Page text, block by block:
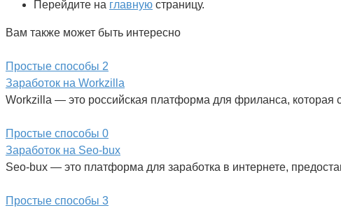
Перейдите на главную страницу.
Вам также может быть интересно
Простые способы 2
Заработок на Workzilla
Workzilla — это российская платформа для фриланса, которая
Простые способы 0
Заработок на Seo-bux
Seo-bux — это платформа для заработка в интернете,
Простые способы 3